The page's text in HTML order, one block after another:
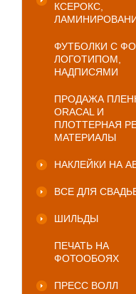
КСЕРОКС,
ФУТБОЛКИ С
ЛОГОТИПОМ,
НАДПИСЯМИ
ПРОДАЖА
ORACAL И
ПЛОТТЕРНАЯ
МАТЕРИАЛЫ
НАКЛЕЙКИ НА
ВСЕ ДЛЯ
ШИЛЬДЫ
ПЕЧАТЬ НА
ФОТООБОЯХ
ПРЕСС ВОЛЛ